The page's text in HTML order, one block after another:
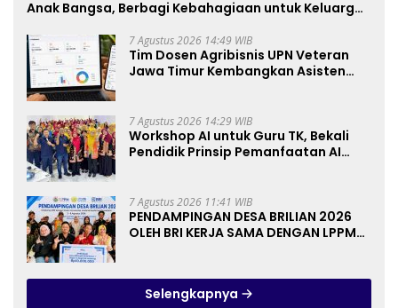
Anak Bangsa, Berbagi Kebahagiaan untuk Keluarga
7 Agustus 2026 14:49 WIB
Tim Dosen Agribisnis UPN Veteran
Jawa Timur Kembangkan Asisten
7 Agustus 2026 14:29 WIB
Workshop AI untuk Guru TK, Bekali
Pendidik Prinsip Pemanfaatan AI
7 Agustus 2026 11:41 WIB
PENDAMPINGAN DESA BRILIAN 2026
OLEH BRI KERJA SAMA DENGAN LPPM
Selengkapnya